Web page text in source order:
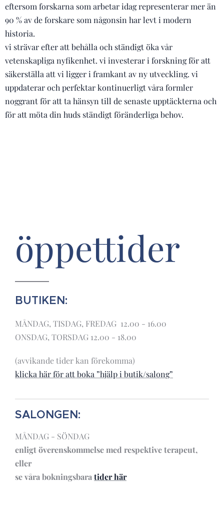
eftersom forskarna som arbetar idag representerar mer än
90 % av de forskare som någonsin har levt i modern
historia.
vi strävar efter att behålla och ständigt öka vår
vetenskapliga nyfikenhet. vi investerar i forskning för att
säkerställa att vi ligger i framkant av ny utveckling. vi
uppdaterar och perfektar kontinuerligt våra formler
noggrant för att ta hänsyn till de senaste upptäckterna och
för att möta din huds ständigt föränderliga behov.
öppettider
BUTIKEN:
MÅNDAG, TISDAG, FREDAG 12.00 - 16.00
ONSDAG, TORSDAG 12.00 - 18.00
(avvikande tider kan förekomma)
klicka här för att boka ”hjälp i butik/salong”
SALONGEN:
MÅNDAG - SÖNDAG
enligt överenskommelse med respektive terapeut,
eller
se våra bokningsbara tider här